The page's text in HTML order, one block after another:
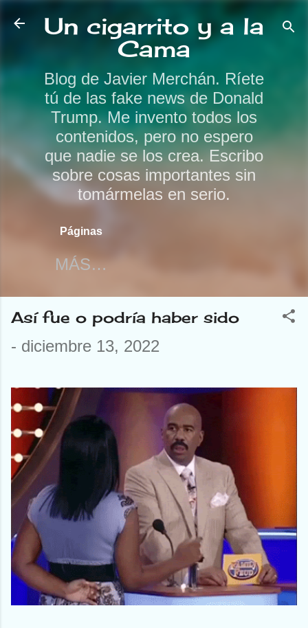
Ir al contenido principal
Un cigarrito y a la
Cama
Blog de Javier Merchán. Ríete
tú de las fake news de Donald
Trump. Me invento todos los
contenidos, pero no espero
que nadie se los crea. Escribo
sobre cosas importantes sin
tomármelas en serio.
Páginas
MÁS…
Así fue o podría haber sido
- diciembre 13, 2022